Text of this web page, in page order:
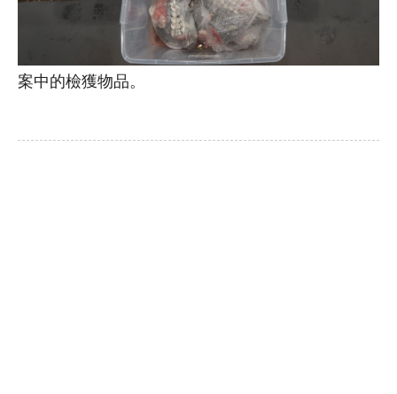
案中的檢獲物品。